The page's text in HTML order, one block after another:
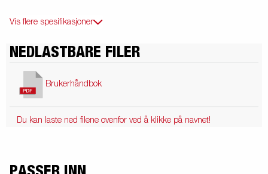
Vis flere spesifikasjoner
NEDLASTBARE FILER
Brukerhåndbok
Du kan laste ned filene ovenfor ved å klikke på navnet!